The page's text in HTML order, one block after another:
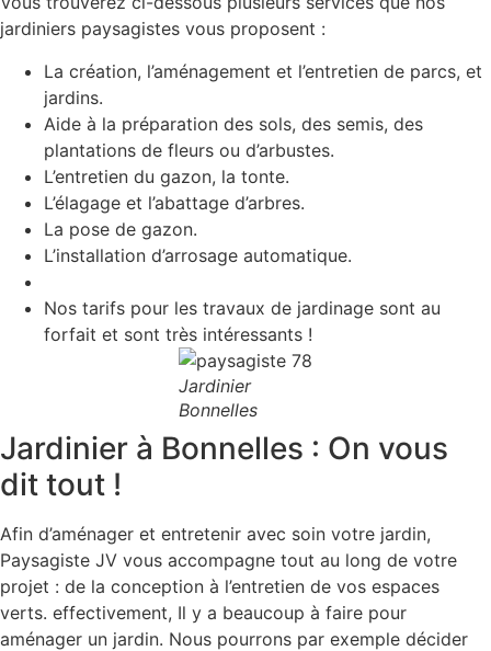
jardiniers paysagistes vous proposent :
La création, l’aménagement et l’entretien de parcs, et
jardins.
Aide à la préparation des sols, des semis, des
plantations de fleurs ou d’arbustes.
L’entretien du gazon, la tonte.
L’élagage et l’abattage d’arbres.
La pose de gazon.
L’installation d’arrosage automatique.
Nos tarifs pour les travaux de jardinage sont au
forfait et sont très intéressants !
Jardinier
Bonnelles
Jardinier à Bonnelles : On vous
dit tout !
Afin d’aménager et entretenir avec soin votre jardin,
Paysagiste JV vous accompagne tout au long de votre
projet : de la conception à l’entretien de vos espaces
verts. effectivement, Il y a beaucoup à faire pour
aménager un jardin. Nous pourrons par exemple décider